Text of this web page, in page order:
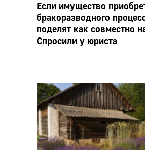
Если имущество
бракоразводного
поделят как совместно
Спросили у юриста